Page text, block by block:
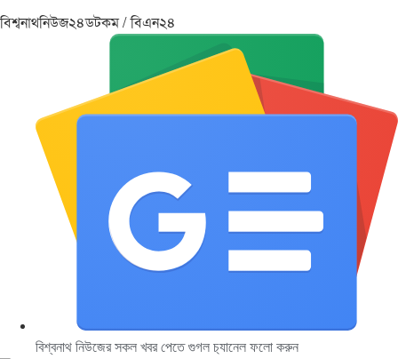
বিশ্বনাথনিউজ২৪ডটকম / বিএন২৪
বিশ্বনাথ নিউজের সকল খবর পেতে গুগল চ‌্যানেল ফলো করুন